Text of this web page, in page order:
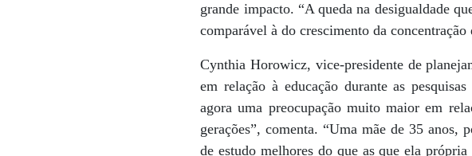
grande impacto. “A queda na desigualdade
comparável à do crescimento da
Cynthia Horowicz, vice-presidente de
em relação à educação durante as
agora uma preocupação muito maior em
gerações”, comenta. “Uma mãe de 35
de estudo melhores do que as que ela